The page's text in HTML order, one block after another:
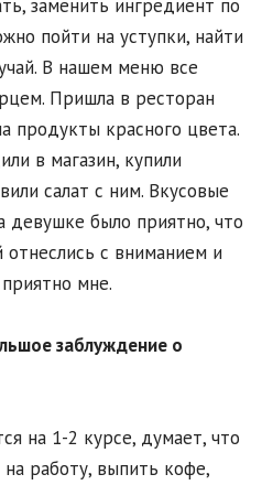
заменить ингредиент по
пойти на уступки, найти
В нашем меню все
Пришла в ресторан
продукты красного цвета.
в магазин, купили
салат с ним. Вкусовые
девушке было приятно, что
отнеслись с вниманием и
мне.
заблуждение о
на 1-2 курсе, думает, что
работу, выпить кофе,